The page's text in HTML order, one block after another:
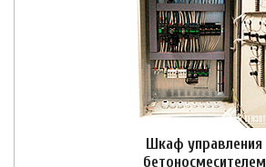
Шкаф управления
бетоносмесителем